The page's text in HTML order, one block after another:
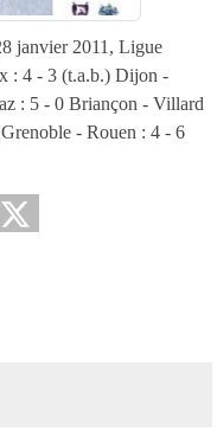
janvier 2011, Ligue
: 4 - 3 (t.a.b.) Dijon -
: 5 - 0 Briançon - Villard
- Rouen : 4 - 6